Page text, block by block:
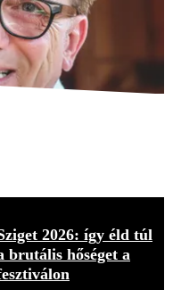
2026: így éld túl
brutális hőséget a